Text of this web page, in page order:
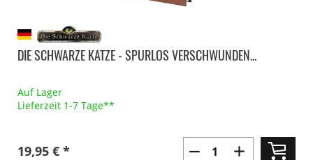
DIE SCHWARZE KATZE - SPURLOS VERSCHWUNDEN...
Auf Lager
Lieferzeit 1-7 Tage**
19,95 € *